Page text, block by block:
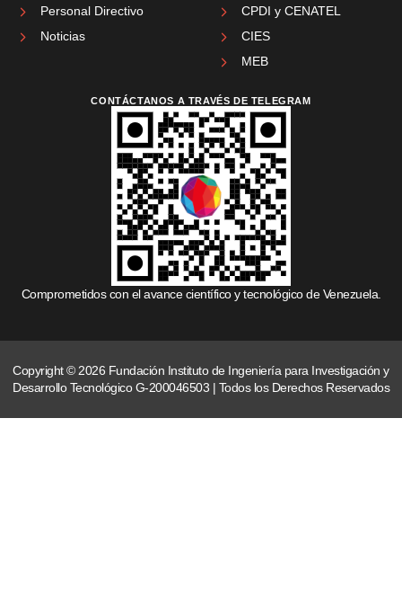
Personal Directivo
Noticias
CPDI y CENATEL
CIES
MEB
CONTÁCTANOS A TRAVÉS DE TELEGRAM
Comprometidos con el avance científico y tecnológico de Venezuela.
Copyright © 2026 Fundación Instituto de Ingeniería para Investigación y
Desarrollo Tecnológico G-200046503 | Todos los Derechos Reservados